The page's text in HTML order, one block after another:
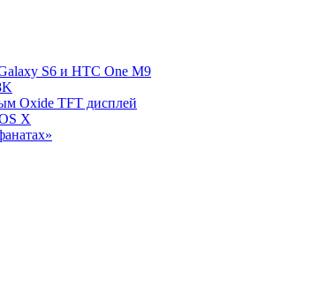
S6 и HTC One M9
Oxide TFT дисплей
X